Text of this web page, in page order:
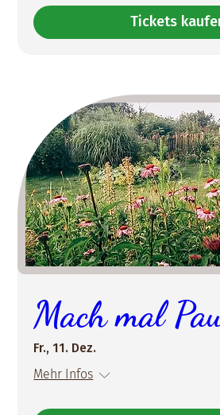
Tickets
Mach mal
Fr., 11. Dez.
Mehr Infos